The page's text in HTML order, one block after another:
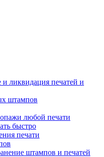
и ликвидация печатей и
штампов
любой печати
быстро
печати
штампов и печатей